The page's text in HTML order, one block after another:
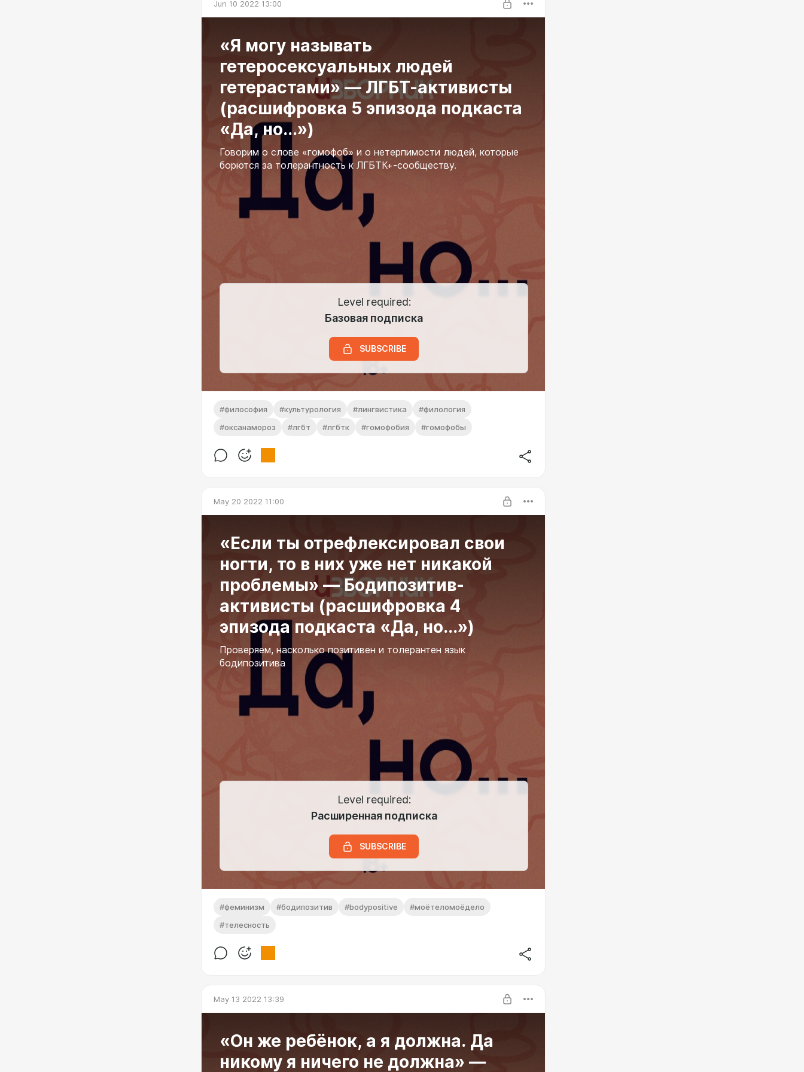
Jun 10 2022 13:00
«Я могу называть
гетеросексуальных людей
гетерастами» — ЛГБТ-активисты
(расшифровка 5 эпизода подкаста
«Да, но...»)
Говорим о слове «гомофоб» и о нетерпимости людей, которые
борются за толерантность к ЛГБТК+-сообществу.
Level required:
Базовая подписка
SUBSCRIBE
#философия #культурология #лингвистика
#филология
#оксанамороз
#лгбт #лгбтк #гомофобия #гомофобы
May 20 2022 11:00
«Если ты отрефлексировал свои
ногти, то в них уже нет никакой
проблемы» — Бодипозитив-
активисты (расшифровка 4
эпизода подкаста «Да, но...»)
Проверяем, насколько позитивен и толерантен язык
бодипозитива
Level required:
Расширенная подписка
SUBSCRIBE
#феминизм #бодипозитив #bodypositive
#моётеломоёдело
#телесность
May 13 2022 13:39
«Он же ребёнок, а я должна. Да
никому я ничего не должна» —